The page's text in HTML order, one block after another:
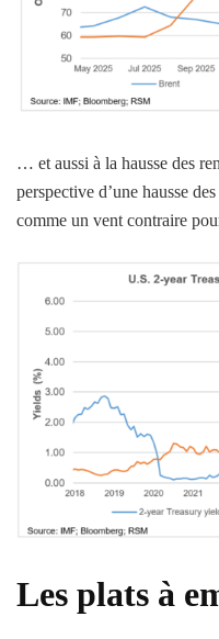
… et aussi à la hausse des
perspective d’une hausse
comme un vent contraire
Les plats à